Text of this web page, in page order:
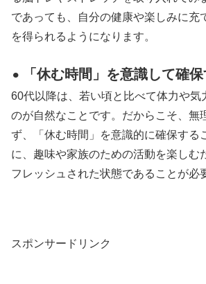
であっても、自分の健康や楽しみに充
を得られるようになります。
⚫︎ 「休む時間」を意識して確
60代以降は、若い頃と比べて体力や気
のが自然なことです。だからこそ、無
ず、「休む時間」を意識的に確保する
に、趣味や家族のための活動を楽しむ
フレッシュされた状態であることが必
スポンサードリンク